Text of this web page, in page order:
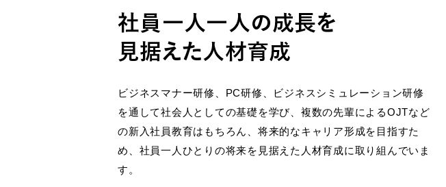
ビジネスマナー研修、PC研修、ビジネスシミュレーション研修
を通して社会人としての基礎を学び、複数の先輩によるOJTなど
の新入社員教育はもちろん、将来的なキャリア形成を目指すた
め、社員一人ひとりの将来を見据えた人材育成に取り組んでいま
す。